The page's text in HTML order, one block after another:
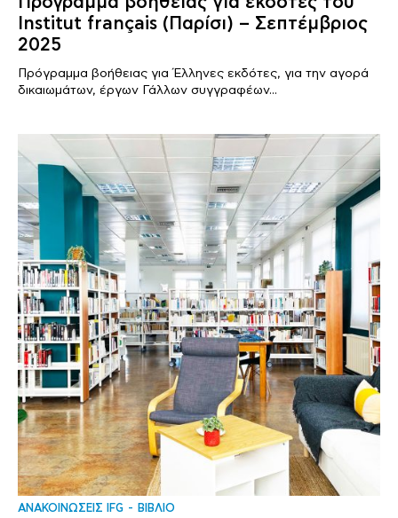
Institut français (Παρίσι) – Σεπτέμβριος
2025
Πρόγραμμα βοήθειας για Έλληνες εκδότες, για την αγορά
δικαιωμάτων, έργων Γάλλων συγγραφέων...
ΑΝΑΚΟΙΝΩΣΕΙΣ IFG ΒΙΒΛΙΟ